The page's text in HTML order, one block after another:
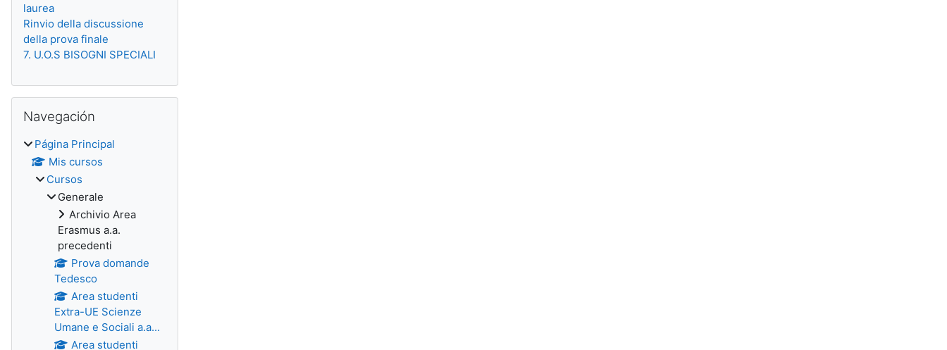
laurea
Rinvio della discussione
della prova finale
7. U.O.S BISOGNI SPECIALI
Navegación
Página Principal
Mis cursos
Cursos
Generale
Archivio Area
Erasmus a.a.
precedenti
Prova domande
Tedesco
Area studenti
Extra-UE Scienze
Umane e Sociali a.a...
Area studenti